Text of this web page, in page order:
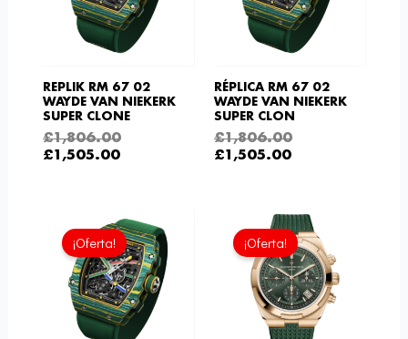
REPLIK RM 67 02
WAYDE VAN NIEKERK
SUPER CLONE
£1,806.00
£1,505.00
RÉPLICA RM 67 02
WAYDE VAN NIEKERK
SUPER CLON
£1,806.00
£1,505.00
¡Oferta!
El
precio
original
era:
£1,806.00.
El
precio
actual
es:
£1,505.00.
¡Oferta!
El
precio
original
era:
£1,032.00.